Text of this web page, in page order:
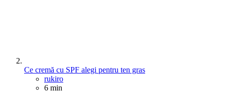
Ce cremă cu SPF alegi pentru ten gras
Posted
rukiro
6 min